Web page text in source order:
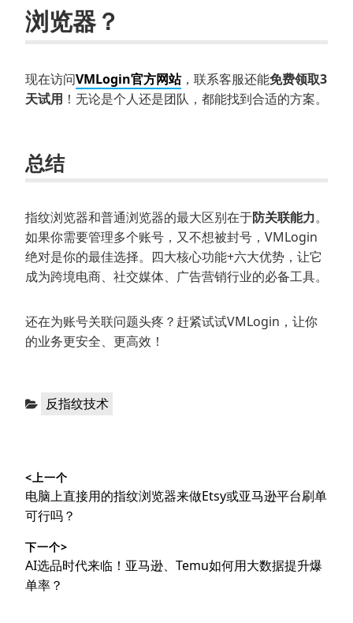
浏览器？
现在访问VMLogin官方网站，联系客服还能免费领取3
天试用 ！无论是个人还是团队，都能找到合适的方案。
总结
指纹浏览器和普通浏览器的最大区别在于防关联能力。
如果你需要管理多个账号，又不想被封号，VMLogin
绝对是你的最佳选择。四大核心功能+六大优势，让它
成为跨境电商、社交媒体、广告营销行业的必备工具。
还在为账号关联问题头疼？赶紧试试VMLogin，让你
的业务更安全、更高效！
分
反指纹技术
章
导
航
<上一个
上
篇
章：
电脑上直接用的指纹浏览器来做Etsy或亚马逊平台刷单
可行吗？
下一个>
下
篇
AI选品时代来临！亚马逊、Temu如何用大数据提升爆
单率？